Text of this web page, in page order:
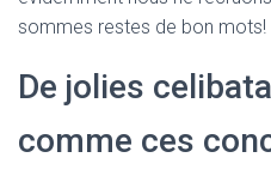
sommes restes de bon mots!
De jolies
comme ces